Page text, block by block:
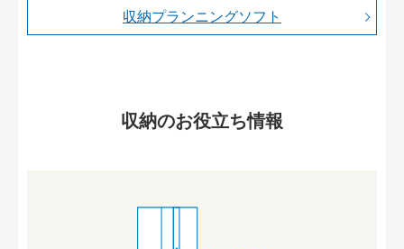
収納プランニングソフト
収納のお役立ち情報